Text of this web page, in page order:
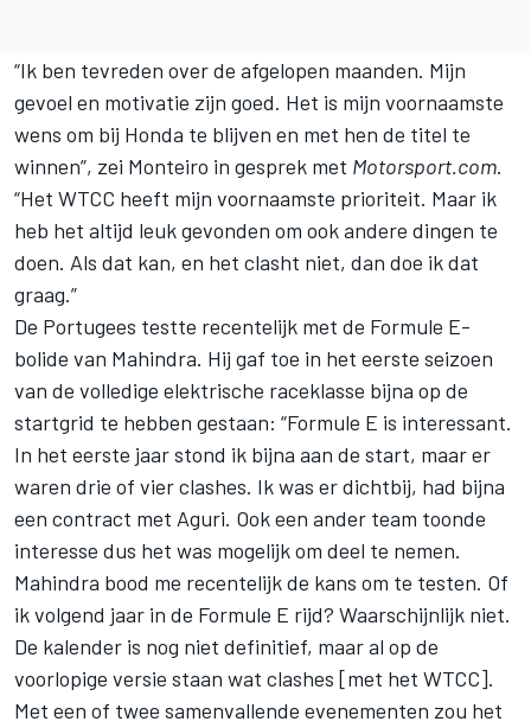
“Ik ben tevreden over de afgelopen maanden. Mijn
gevoel en motivatie zijn goed. Het is mijn voornaamste
wens om bij Honda te blijven en met hen de titel te
winnen”, zei Monteiro in gesprek met Motorsport.com.
“Het WTCC heeft mijn voornaamste prioriteit. Maar ik
heb het altijd leuk gevonden om ook andere dingen te
doen. Als dat kan, en het clasht niet, dan doe ik dat
graag.”
De Portugees testte recentelijk met de Formule E-
bolide van Mahindra. Hij gaf toe in het eerste seizoen
van de volledige elektrische raceklasse bijna op de
startgrid te hebben gestaan: “Formule E is interessant.
In het eerste jaar stond ik bijna aan de start, maar er
waren drie of vier clashes. Ik was er dichtbij, had bijna
een contract met Aguri. Ook een ander team toonde
interesse dus het was mogelijk om deel te nemen.
Mahindra bood me recentelijk de kans om te testen. Of
ik volgend jaar in de Formule E rijd? Waarschijnlijk niet.
De kalender is nog niet definitief, maar al op de
voorlopige versie staan wat clashes [met het WTCC].
Met een of twee samenvallende evenementen zou het